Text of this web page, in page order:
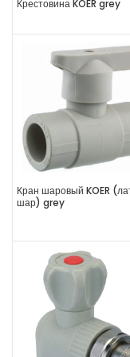
Крестовина KOER grey
Кран шаровый KOER
шар) grey